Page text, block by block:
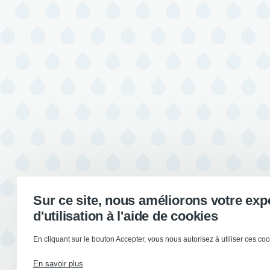
Sur ce site, nous améliorons votre
d'utilisation à l'aide de cookies
En cliquant sur le bouton Accepter, vous nous autorisez à utiliser ces
En savoir plus